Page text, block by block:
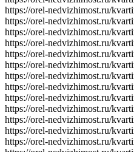
https://orel-nedvizhimost.ru/
https://orel-nedvizhimost.ru/
https://orel-nedvizhimost.ru/
https://orel-nedvizhimost.ru/
https://orel-nedvizhimost.ru/
https://orel-nedvizhimost.ru/
https://orel-nedvizhimost.ru/
https://orel-nedvizhimost.ru/
https://orel-nedvizhimost.ru/
https://orel-nedvizhimost.ru/
https://orel-nedvizhimost.ru/
https://orel-nedvizhimost.ru/
https://orel-nedvizhimost.ru/